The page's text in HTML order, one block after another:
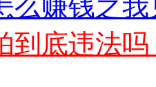
么赚钱之
到底违法吗